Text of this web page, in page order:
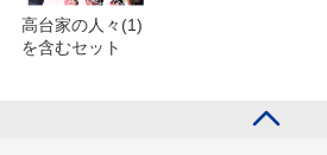
高台家の人々(1)
を含むセット